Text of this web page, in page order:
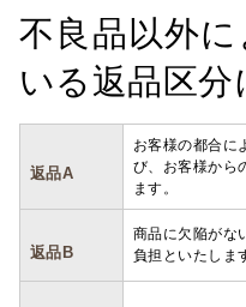
不良品以外
いる返品区
返品A
お客様の都合に
び、お客様から
ます。
返品B
商品に欠陥がな
負担といたしま